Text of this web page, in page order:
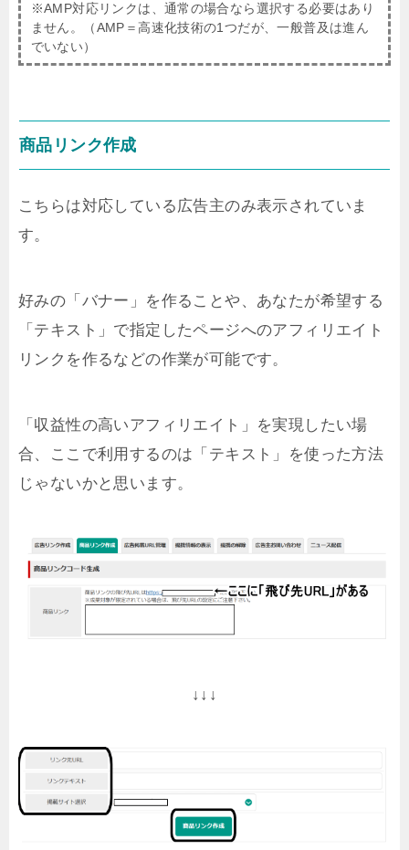
※AMP対応リンクは、通常の場合なら選択する必要はあり
ません。（AMP＝高速化技術の1つだが、一般普及は進ん
でいない）
商品リンク作成
こちらは対応している広告主のみ表示されていま
す。
好みの「バナー」を作ることや、あなたが希望する
「テキスト」で指定したページへのアフィリエイト
リンクを作るなどの作業が可能です。
「収益性の高いアフィリエイト」を実現したい場
合、ここで利用するのは「テキスト」を使った方法
じゃないかと思います。
↓↓↓